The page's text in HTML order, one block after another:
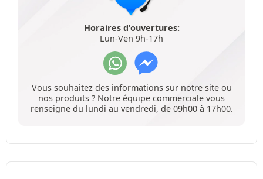
Horaires d'ouvertures:
Lun-Ven 9h-17h
Vous souhaitez des informations sur notre site ou
nos produits ? Notre équipe commerciale vous
renseigne du lundi au vendredi, de 09h00 à 17h00.